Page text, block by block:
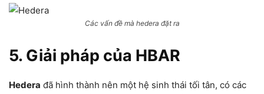
Các vấn đề mà hedera đặt ra
5. Giải pháp của HBAR
Hedera đã hình thành nên một hệ sinh thái tối tân, có các